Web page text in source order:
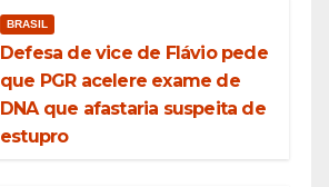
BRASIL
Defesa de vice de Flávio pede
que PGR acelere exame de
DNA que afastaria suspeita de
estupro